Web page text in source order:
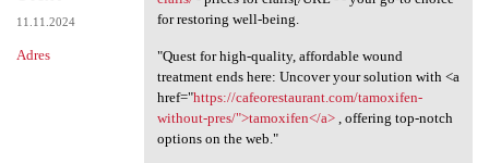
11.11.2024
Adres
for restoring well-being.
"Quest for high-quality, affordable wound
treatment ends here: Uncover your solution with <a
href="https://cafeorestaurant.com/tamoxifen-
without-pres/">tamoxifen</a>, offering top-notch
options on the web."